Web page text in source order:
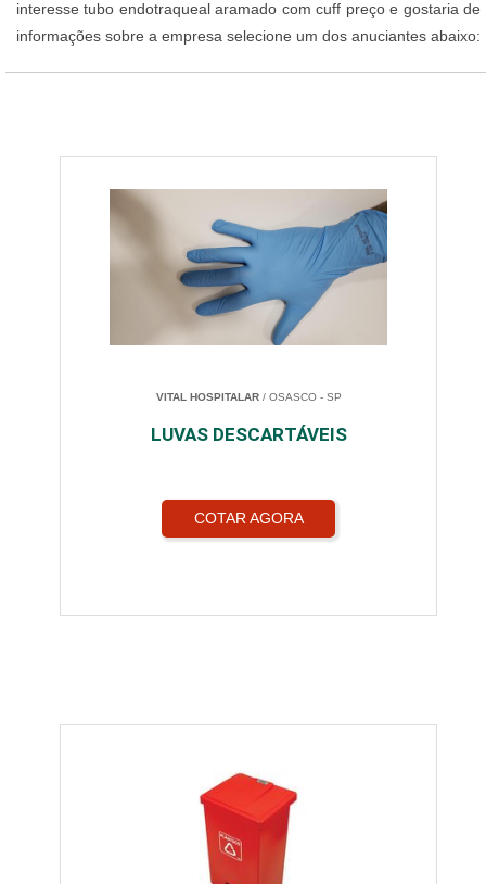
interesse tubo endotraqueal aramado com cuff preço e gostaria de
informações sobre a empresa selecione um dos anuciantes abaixo:
VITAL HOSPITALAR/ OSASCO - SP
LUVAS DESCARTÁVEIS
COTAR AGORA